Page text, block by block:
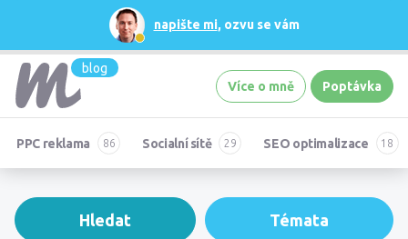
napište mi, ozvu se vám
blog
Více o mně
Poptávka
PPC reklama Socialní sítě SEO optimalizace
Hledat Témata